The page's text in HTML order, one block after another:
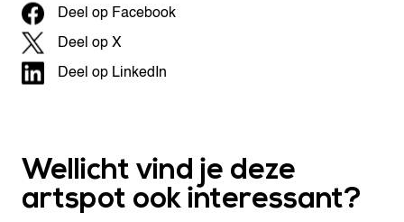
Deel op Facebook
Deel op X
Deel op LinkedIn
Wellicht vind je deze
artspot ook interessant?